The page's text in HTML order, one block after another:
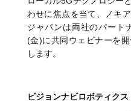
わせに焦点を当て、ノキ
ジャパンは両社のパート
(金)に共同ウェビナーを
します。
ビジョンナビロボティ